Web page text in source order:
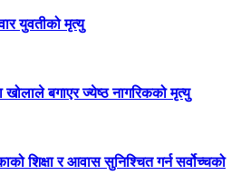
युवतीको मृत्यु
खोलाले बगाएर ज्येष्ठ नागरिकको मृत्यु
शिक्षा र आवास सुनिश्चित गर्न सर्वोच्चको